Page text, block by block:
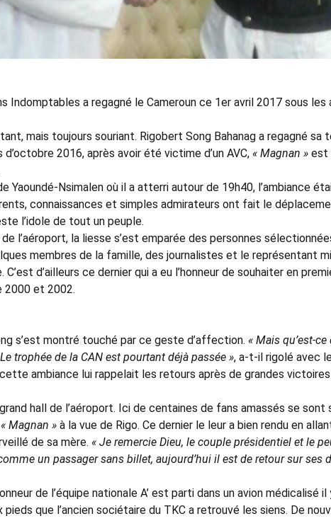
Indomptables a regagné le Cameroun ce 1er avril 2017 sous
mais toujours souriant. Rigobert Song Bahanag a regagné sa
d’octobre 2016, après avoir été victime d’un AVC, « Magnan » est
Yaoundé-Nsimalen où il a atterri autour de 19h40, l’ambiance
connaissances et simples admirateurs ont fait le
l’idole de tout un peuple.
l’aéroport, la liesse s’est emparée des personnes
membres de la famille, des journalistes et le représentant
d’ailleurs ce dernier qui a eu l’honneur de souhaiter en
2000 et 2002.
s’est montré touché par ce geste d’affection. « Mais qu’est-
trophée de la CAN est pourtant déjà passée », a-t-il rigolé avec
ambiance lui rappelait les retours après de grandes victoires
hall de l’aéroport. Ici de centaines de fans amassés se
« Magnan » à la vue de Rigo. Ce dernier le leur a bien rendu en
de sa mère. « Je remercie Dieu, le couple présidentiel et le
un passager sans billet, aujourd’hui il est de retour sur ses
de l’équipe nationale A’ est parti dans un avion médicalisé il
pieds que l’ancien sociétaire du TKC a retrouvé les siens. De